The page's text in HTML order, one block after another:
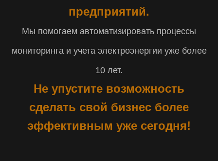
предприятий.
Мы помогаем автоматизировать процессы
мониторинга и учета электроэнергии уже более
10 лет.
Не упустите возможность
сделать свой бизнес более
эффективным уже сегодня!